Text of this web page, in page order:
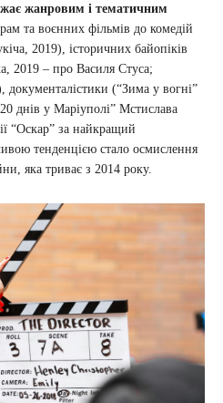
жанровим і тематичним
та воєнних фільмів до комедій
2019), історичних байопіків
2019 – про Василя Стуса;
(“Зима у вогні”
днів у Маріуполі” Мстислава
“Оскар” за найкращий
тенденцією стало осмислення
яка триває з 2014 року.